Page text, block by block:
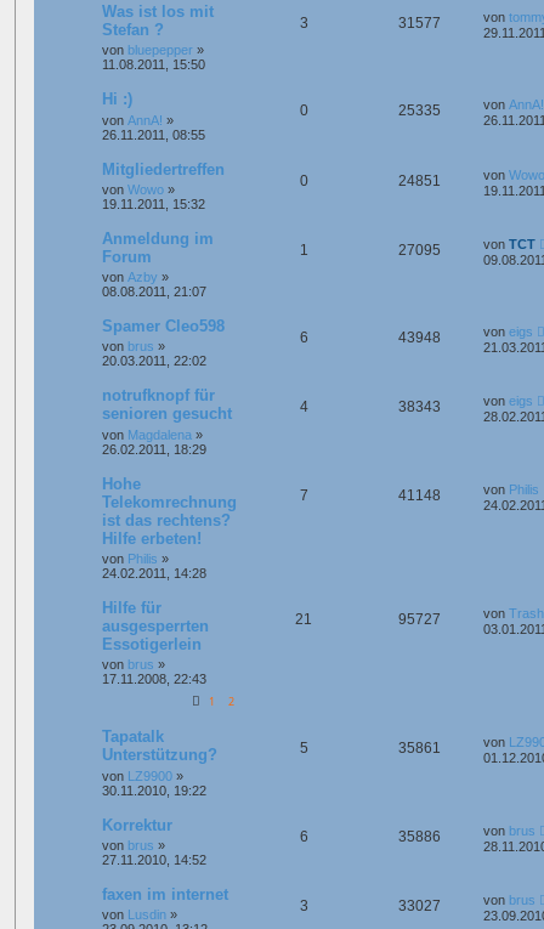
Was ist los mit
Stefan ?
von bluepepper »
11.08.2011, 15:50
3 31577 von
Hi :)
von AnnA! »
26.11.2011, 08:55
0 25335 von AnnA!
Mitgliedertreffen
von Wowo »
19.11.2011, 15:32
0 24851 von Wowo
Anmeldung im
Forum
von Azby »
08.08.2011, 21:07
1 27095 von TCT
Spamer Cleo598
von brus »
20.03.2011, 22:02
6 43948 von eigs
notrufknopf für
senioren gesucht
von Magdalena »
26.02.2011, 18:29
4 38343 von eigs
Hohe
Telekomrechnung
ist das rechtens?
Hilfe erbeten!
von Philis »
24.02.2011, 14:28
7 41148 von Philis
Hilfe für
ausgesperrten
Essotigerlein
von brus »
17.11.2008, 22:43
1 2
21 95727 von
Tapatalk
Unterstützung?
von LZ9900 »
30.11.2010, 19:22
5 35861 von
Korrektur
von brus »
27.11.2010, 14:52
6 35886 von brus
faxen im internet
von Lusdin »
3 33027 von brus